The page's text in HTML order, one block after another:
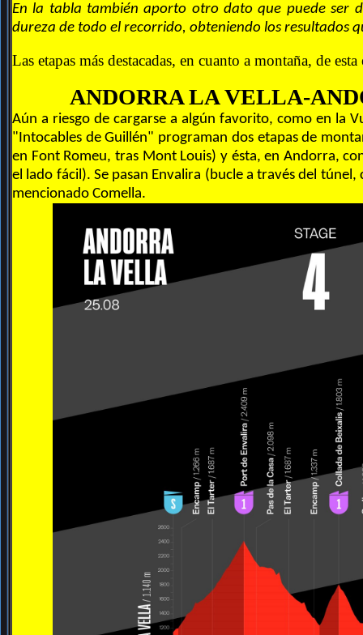
En la tabla también aporto otro dato que puede ser
dureza de todo el recorrido, obteniendo los resultados
Las etapas más destacadas, en cuanto a montaña, de
ANDORRA LA VELLA-
Aún a riesgo de cargarse a algún favorito, como en la
"Intocables de Guillén" programan dos etapas de
en Font Romeu, tras Mont Louis) y ésta, en Andorra,
el lado fácil). Se pasan Envalira (bucle a través del
mencionado Comella.